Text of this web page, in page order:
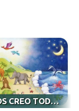
DIOS CREO TODO POR AMOR